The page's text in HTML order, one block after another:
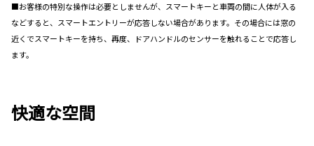
■お客様の特別な操作は必要としませんが、スマートキーと車両の間に人体が入る
などすると、スマートエントリーが応答しない場合があります。その場合には窓の
近くでスマートキーを持ち、再度、ドアハンドルのセンサーを触れることで応答し
ます。
快適な空間